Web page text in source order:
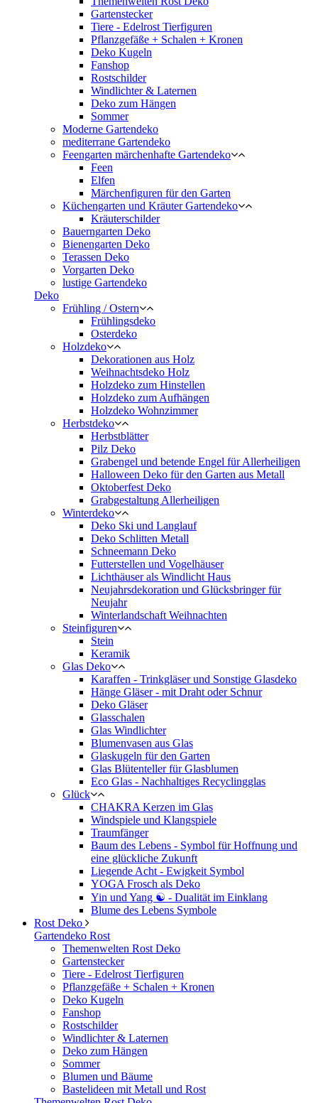
Gartenstecker
Tiere - Edelrost Tierfiguren
Pflanzgefäße + Schalen + Kronen
Deko Kugeln
Fanshop
Rostschilder
Windlichter & Laternen
Deko zum Hängen
Sommer
Moderne Gartendeko
mediterrane Gartendeko
Feengarten märchenhafte Gartendeko
Feen
Elfen
Märchenfiguren für den Garten
Küchengarten und Kräuter Gartendeko
Kräuterschilder
Bauerngarten Deko
Bienengarten Deko
Terassen Deko
Vorgarten Deko
lustige Gartendeko
Deko
Frühling / Ostern
Frühlingsdeko
Osterdeko
Holzdeko
Dekorationen aus Holz
Weihnachtsdeko Holz
Holzdeko zum Hinstellen
Holzdeko zum Aufhängen
Holzdeko Wohnzimmer
Herbstdeko
Herbstblätter
Pilz Deko
Grabengel und betende Engel für Allerheiligen
Halloween Deko für den Garten aus Metall
Oktoberfest Deko
Grabgestaltung Allerheiligen
Winterdeko
Deko Ski und Langlauf
Deko Schlitten Metall
Schneemann Deko
Futterstellen und Vogelhäuser
Lichthäuser als Windlicht Haus
Neujahrsdekoration und Glücksbringer für
Neujahr
Winterlandschaft Weihnachten
Steinfiguren
Stein
Keramik
Glas Deko
Karaffen - Trinkgläser und Sonstige Glasdeko
Hänge Gläser - mit Draht oder Schnur
Deko Gläser
Glasschalen
Glas Windlichter
Blumenvasen aus Glas
Glaskugeln für den Garten
Glas Blütenteller für Glasblumen
Eco Glas - Nachhaltiges Recyclingglas
Glück
CHAKRA Kerzen im Glas
Windspiele und Klangspiele
Traumfänger
Baum des Lebens - Symbol für Hoffnung und
eine glückliche Zukunft
Liegende Acht - Ewigkeit Symbol
YOGA Frosch als Deko
Yin und Yang ☯ - Dualität im Einklang
Blume des Lebens Symbole
Rost Deko
Gartendeko Rost
Themenwelten Rost Deko
Gartenstecker
Tiere - Edelrost Tierfiguren
Pflanzgefäße + Schalen + Kronen
Deko Kugeln
Fanshop
Rostschilder
Windlichter & Laternen
Deko zum Hängen
Sommer
Blumen und Bäume
Bastelideen mit Metall und Rost